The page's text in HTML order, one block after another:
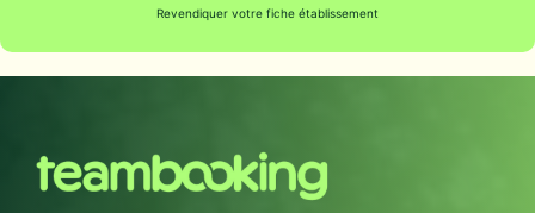
Revendiquer votre fiche établissement